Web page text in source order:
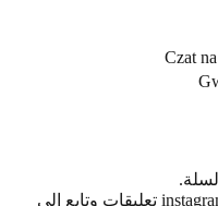
افتح السلة، راجع حزمة شراء instagram تعليقات وتابع إلى